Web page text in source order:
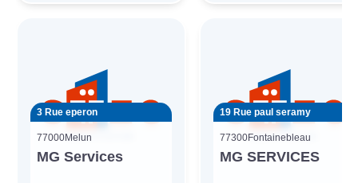
3 Rue eperon
77000Melun
MG Services
19 Rue paul seramy
77300Fontainebleau
MG SERVICES